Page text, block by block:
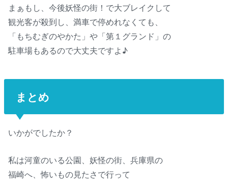
まぁもし、今後妖怪の街！で大ブレイクして
観光客が殺到し、満車で停めれなくても、
「もちむぎのやかた」や「第１グランド」の
駐車場もあるので大丈夫ですよ♪
まとめ
いかがでしたか？
私は河童のいる公園、妖怪の街、兵庫県の
福崎へ、怖いもの見たさで行って